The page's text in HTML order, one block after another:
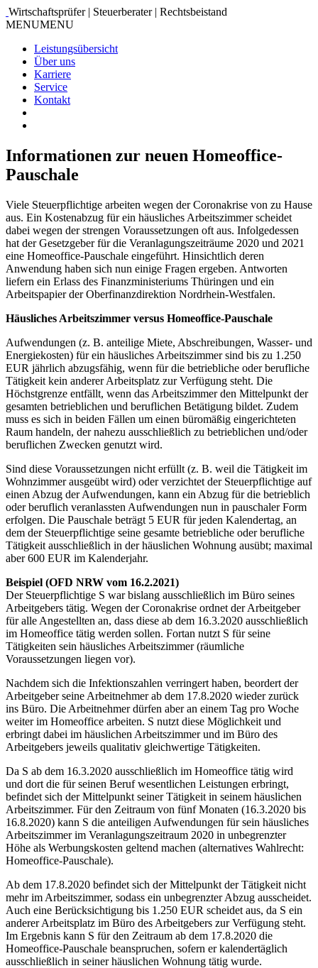
Wirtschaftsprüfer | Steuerberater | Rechtsbeistand
MENUMENU
Leistungsübersicht
Über uns
Karriere
Service
Kontakt
Informationen zur neuen Homeoffice-
Pauschale
Viele Steuerpflichtige arbeiten wegen der Coronakrise von zu Hause
aus. Ein Kostenabzug für ein häusliches Arbeitszimmer scheidet
dabei wegen der strengen Voraussetzungen oft aus. Infolgedessen
hat der Gesetzgeber für die Veranlagungszeiträume 2020 und 2021
eine Homeoffice-Pauschale eingeführt. Hinsichtlich deren
Anwendung haben sich nun einige Fragen ergeben. Antworten
liefern ein Erlass des Finanzministeriums Thüringen und ein
Arbeitspapier der Oberfinanzdirektion Nordrhein-Westfalen.
Häusliches Arbeitszimmer versus Homeoffice-Pauschale
Aufwendungen (z. B. anteilige Miete, Abschreibungen, Wasser- und
Energiekosten) für ein häusliches Arbeitszimmer sind bis zu 1.250
EUR jährlich abzugsfähig, wenn für die betriebliche oder berufliche
Tätigkeit kein anderer Arbeitsplatz zur Verfügung steht. Die
Höchstgrenze entfällt, wenn das Arbeitszimmer den Mittelpunkt der
gesamten betrieblichen und beruflichen Betätigung bildet. Zudem
muss es sich in beiden Fällen um einen büromäßig eingerichteten
Raum handeln, der nahezu ausschließlich zu betrieblichen und/oder
beruflichen Zwecken genutzt wird.
Sind diese Voraussetzungen nicht erfüllt (z. B. weil die Tätigkeit im
Wohnzimmer ausgeübt wird) oder verzichtet der Steuerpflichtige auf
einen Abzug der Aufwendungen, kann ein Abzug für die betrieblich
oder beruflich veranlassten Aufwendungen nun in pauschaler Form
erfolgen. Die Pauschale beträgt 5 EUR für jeden Kalendertag, an
dem der Steuerpflichtige seine gesamte betriebliche oder berufliche
Tätigkeit ausschließlich in der häuslichen Wohnung ausübt; maximal
aber 600 EUR im Kalenderjahr.
Beispiel (OFD NRW vom 16.2.2021)
Der Steuerpflichtige S war bislang ausschließlich im Büro seines
Arbeitgebers tätig. Wegen der Coronakrise ordnet der Arbeitgeber
für alle Angestellten an, dass diese ab dem 16.3.2020 ausschließlich
im Homeoffice tätig werden sollen. Fortan nutzt S für seine
Tätigkeiten sein häusliches Arbeitszimmer (räumliche
Voraussetzungen liegen vor).
Nachdem sich die Infektionszahlen verringert haben, beordert der
Arbeitgeber seine Arbeitnehmer ab dem 17.8.2020 wieder zurück
ins Büro. Die Arbeitnehmer dürfen aber an einem Tag pro Woche
weiter im Homeoffice arbeiten. S nutzt diese Möglichkeit und
erbringt dabei im häuslichen Arbeitszimmer und im Büro des
Arbeitgebers jeweils qualitativ gleichwertige Tätigkeiten.
Da S ab dem 16.3.2020 ausschließlich im Homeoffice tätig wird
und dort die für seinen Beruf wesentlichen Leistungen erbringt,
befindet sich der Mittelpunkt seiner Tätigkeit in seinem häuslichen
Arbeitszimmer. Für den Zeitraum von fünf Monaten (16.3.2020 bis
16.8.2020) kann S die anteiligen Aufwendungen für sein häusliches
Arbeitszimmer im Veranlagungszeitraum 2020 in unbegrenzter
Höhe als Werbungskosten geltend machen (alternatives Wahlrecht:
Homeoffice-Pauschale).
Ab dem 17.8.2020 befindet sich der Mittelpunkt der Tätigkeit nicht
mehr im Arbeitszimmer, sodass ein unbegrenzter Abzug ausscheidet.
Auch eine Berücksichtigung bis 1.250 EUR scheidet aus, da S ein
anderer Arbeitsplatz im Büro des Arbeitgebers zur Verfügung steht.
Im Ergebnis kann S für den Zeitraum ab dem 17.8.2020 die
Homeoffice-Pauschale beanspruchen, sofern er kalendertäglich
ausschließlich in seiner häuslichen Wohnung tätig wurde.